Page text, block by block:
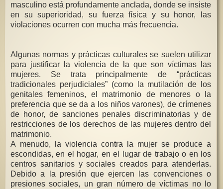
masculino está profundamente anclada, donde se insiste
en su superioridad, su fuerza física y su honor, las
violaciones ocurren con mucha más frecuencia.
Algunas normas y prácticas culturales se suelen utilizar
para justificar la violencia de la que son víctimas las
mujeres. Se trata principalmente de “prácticas
tradicionales perjudiciales” (como la mutilación de los
genitales femeninos, el matrimonio de menores o la
preferencia que se da a los niños varones), de crímenes
de honor, de sanciones penales discriminatorias y de
restricciones de los derechos de las mujeres dentro del
matrimonio.
A menudo, la violencia contra la mujer se produce a
escondidas, en el hogar, en el lugar de trabajo o en los
centros sanitarios y sociales creados para atenderlas.
Debido a la presión que ejercen las convenciones o
presiones sociales, un gran número de víctimas no lo